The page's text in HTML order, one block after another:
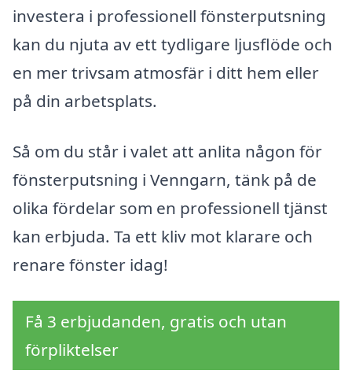
investera i professionell fönsterputsning
kan du njuta av ett tydligare ljusflöde och
en mer trivsam atmosfär i ditt hem eller
på din arbetsplats.
Så om du står i valet att anlita någon för
fönsterputsning i Venngarn, tänk på de
olika fördelar som en professionell tjänst
kan erbjuda. Ta ett kliv mot klarare och
renare fönster idag!
Få 3 erbjudanden, gratis och utan
förpliktelser